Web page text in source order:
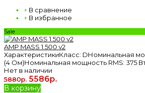
+ В сравнение
+ В избранное
Sale
AMP MASS 1.500 v2
ХарактеристикиКласс: DНоминальная
(4 Ом)Номинальная мощность RMS: 375 Вт
Нет в наличии
5880р. 5586р.
В корзину